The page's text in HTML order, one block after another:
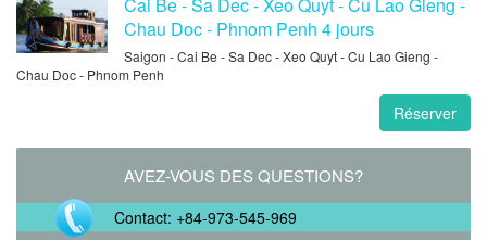
Chau Doc - Phnom Penh 4 jours
Saigon - Cai Be - Sa Dec - Xeo Quyt - Cu Lao Gieng -
Chau Doc - Phnom Penh
Réserver
AVEZ-VOUS DES QUESTIONS?
Contact: +84-973-545-969